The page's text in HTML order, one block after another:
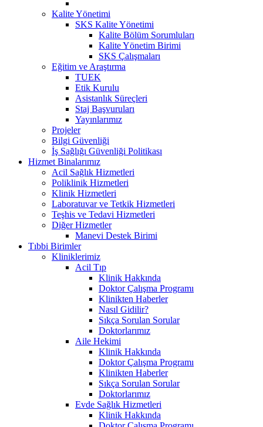
Kalite Yönetimi
SKS Kalite Yönetimi
Kalite Bölüm Sorumluları
Kalite Yönetim Birimi
SKS Çalışmaları
Eğitim ve Araştırma
TUEK
Etik Kurulu
Asistanlık Süreçleri
Staj Başvuruları
Yayınlarımız
Projeler
Bilgi Güvenliği
İş Sağlığı Güvenliği Politikası
Hizmet Binalarımız
Acil Sağlık Hizmetleri
Poliklinik Hizmetleri
Klinik Hizmetleri
Laboratuvar ve Tetkik Hizmetleri
Teşhis ve Tedavi Hizmetleri
Diğer Hizmetler
Manevi Destek Birimi
Tıbbi Birimler
Kliniklerimiz
Acil Tıp
Klinik Hakkında
Doktor Çalışma Programı
Klinikten Haberler
Nasıl Gidilir?
Sıkça Sorulan Sorular
Doktorlarımız
Aile Hekimi
Klinik Hakkında
Doktor Çalışma Programı
Klinikten Haberler
Sıkça Sorulan Sorular
Doktorlarımız
Evde Sağlık Hizmetleri
Klinik Hakkında